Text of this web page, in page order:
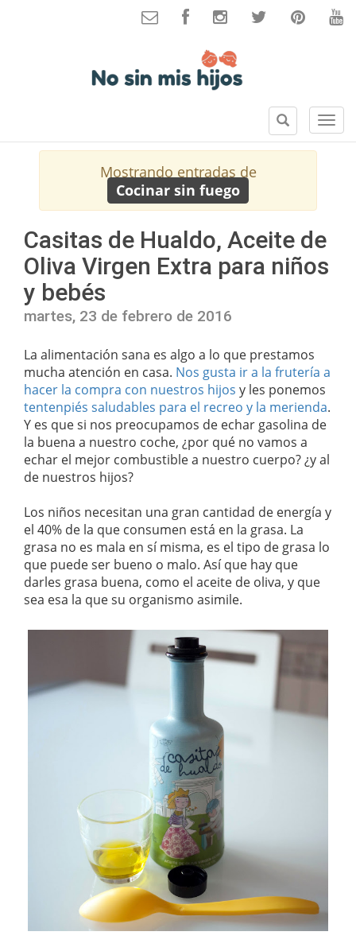
S
e
e
s
B
u
s
r
Mostrando entradas de
Cocinar sin fuego
Casitas de Hualdo, Aceite de
Oliva Virgen Extra para niños
y bebés
martes, 23 de febrero de 2016
La alimentación sana es algo a lo que prestamos
mucha atención en casa. Nos gusta ir a la frutería a
hacer la compra con nuestros hijos y les ponemos
tentenpiés saludables para el recreo y la merienda.
Y es que si nos preocupamos de echar gasolina de
la buena a nuestro coche, ¿por qué no vamos a
echar el mejor combustible a nuestro cuerpo? ¿y al
de nuestros hijos?
Los niños necesitan una gran cantidad de energía y
el 40% de la que consumen está en la grasa. La
grasa no es mala en sí misma, es el tipo de grasa lo
que puede ser bueno o malo. Así que hay que
darles grasa buena, como el aceite de oliva, y que
sea esa la que su organismo asimile.